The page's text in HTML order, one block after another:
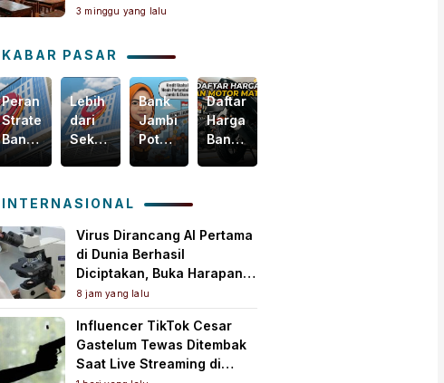
Masih Butuh Dekat Orang
3 minggu yang lalu
KABAR PASAR
Peran
Strategis
Bank
Jambi
Mengakselerasi
Daerah
Lebih
dari
Sekadar
Bisnis,
Intip
Bank
Jambi
Menebar
Kebaikan
untuk
Masyarakat!
Bank
Jambi
Potensial
Garap
Mesin
Baru
Pertumbuhan
Ekonomi
Daerah
Daftar
Harga
Ban
Motor
Rp150
INTERNASIONAL
Virus Dirancang AI Pertama
di Dunia Berhasil
Diciptakan, Buka Harapan
Pengobatan Baru Sekaligus
Picu Kekhawatiran
8 jam yang lalu
Influencer TikTok Cesar
Gastelum Tewas Ditembak
Saat Live Streaming di